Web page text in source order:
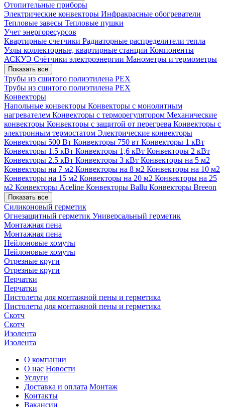
Отопительные приборы
Электрические конвекторы Инфракрасные обогреватели
Тепловые завесы Тепловые пушки
Учет энергоресурсов
Квартирные счетчики Радиаторные распределители тепла
Узлы коллекторные, квартирные станции Компоненты
АСКУЭ Счётчики электроэнергии Манометры и термометры
Показать все
Трубы из сшитого полиэтилена PEX
Трубы из сшитого полиэтилена PEX
Конвекторы
Напольные конвекторы Конвекторы с монолитным
нагревателем Конвекторы с терморегулятором Механические
конвекторы Конвекторы с защитой от перегрева Конвекторы с
электронным термостатом Электрические конвекторы
Конвекторы 500 Вт Конвекторы 750 вт Конвекторы 1 кВт
Конвекторы 1.5 кВт Конвекторы 1,6 кВт Конвекторы 2 кВт
Конвекторы 2.5 кВт Конвекторы 3 кВт Конвекторы на 5 м2
Конвекторы на 7 м2 Конвекторы на 8 м2 Конвекторы на 10 м2
Конвекторы на 15 м2 Конвекторы на 20 м2 Конвекторы на 25
м2 Конвекторы Aceline Конвекторы Ballu Конвекторы Breeon
Показать все
Силиконовый герметик
Огнезащитный герметик Универсальный герметик
Монтажная пена
Монтажная пена
Нейлоновые хомуты
Нейлоновые хомуты
Отрезные круги
Отрезные круги
Перчатки
Перчатки
Пистолеты для монтажной пены и герметика
Пистолеты для монтажной пены и герметика
Скотч
Скотч
Изолента
Изолента
О компании
О нас Новости
Услуги
Доставка и оплата Монтаж
Контакты
Вакансии